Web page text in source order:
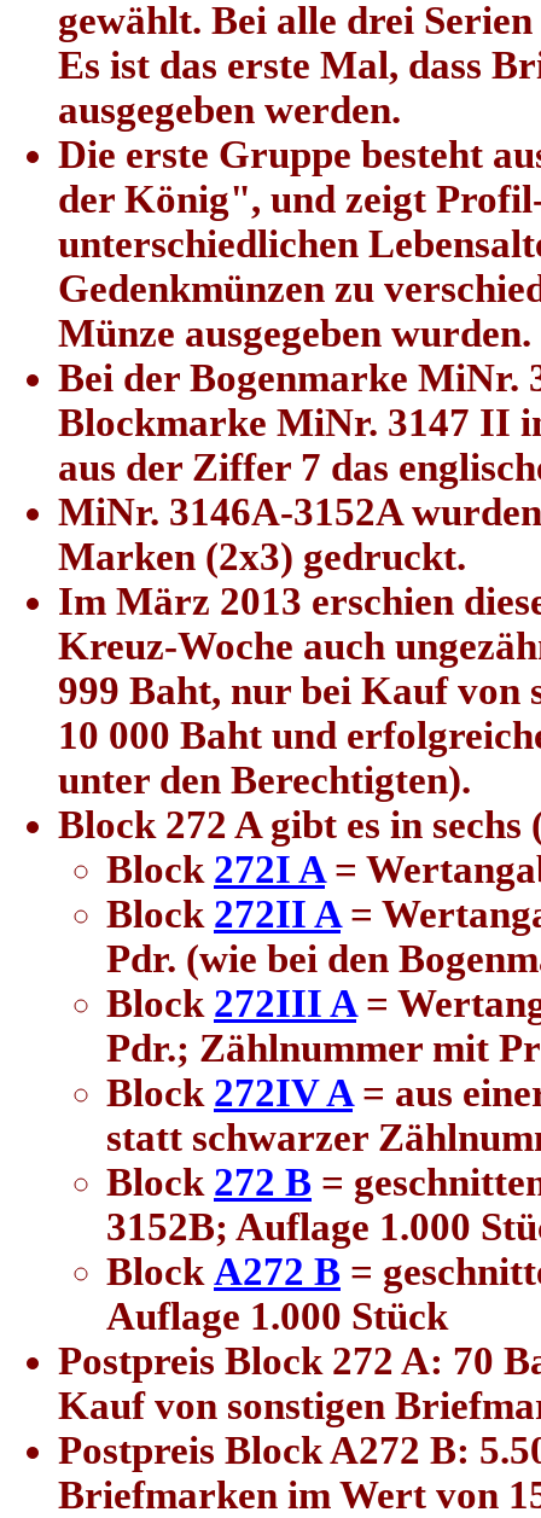
gewählt. Bei alle drei
Es ist das erste Mal, dass
ausgegeben werden.
Die erste Gruppe besteht
der König", und zeigt
unterschiedlichen
Gedenkmünzen zu
Münze ausgegeben wurden.
Bei der Bogenmarke MiNr.
Blockmarke MiNr. 3147 II
aus der Ziffer 7 das
MiNr. 3146A-3152A
Marken (2x3) gedruckt.
Im März 2013 erschien
Kreuz-Woche auch
999 Baht, nur bei Kauf von
10 000 Baht und
unter den Berechtigten).
Block 272 A gibt es in
Block 272I A=
Block 272II A=
Pdr. (wie bei den
Block 272III A=
Pdr.; Zählnummer mit
Block 272IV A= aus
statt schwarzer
Block 272 B =
3152B; Auflage 1.000
Block A272 B =
Auflage 1.000 Stück
Postpreis Block 272 A: 70
Kauf von sonstigen
Postpreis Block A272 B:
Briefmarken im Wert von